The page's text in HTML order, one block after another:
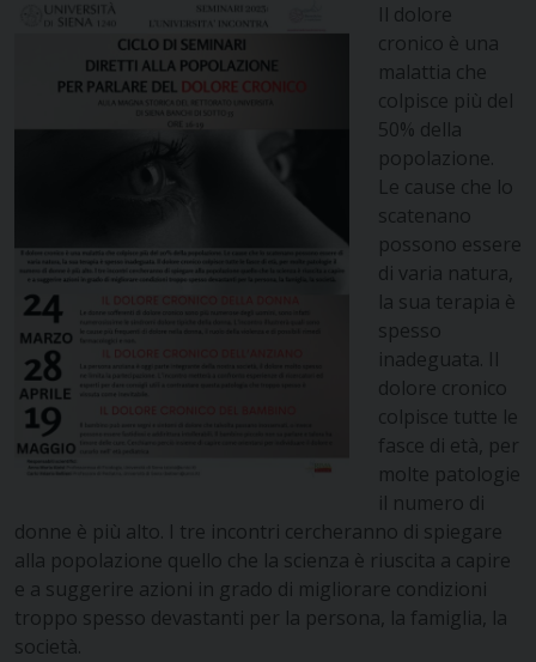
Il dolore
cronico è una
malattia che
colpisce più del
50% della
popolazione.
Le cause che lo
scatenano
possono essere
di varia natura,
la sua terapia è
spesso
inadeguata. Il
dolore cronico
colpisce tutte le
fasce di età, per
molte patologie
il numero di
donne è più alto. I tre incontri cercheranno di spiegare
alla popolazione quello che la scienza è riuscita a capire
e a suggerire azioni in grado di migliorare condizioni
troppo spesso devastanti per la persona, la famiglia, la
società.